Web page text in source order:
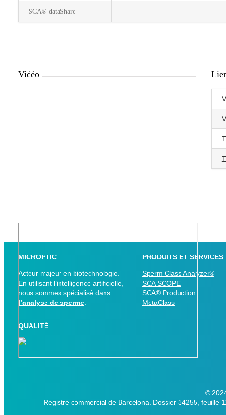
SCA® dataShare
Vidéo
MICROPTIC
Acteur majeur en biotechnologie.
En utilisant l’intelligence artificielle,
nous sommes spécialisé dans
l’analyse de sperme
PRODUITS ET SERVICES
Sperm Class Analyzer®
SCA SCOPE
SCA® Production
MetaClass
QUALITÉ
©
Registre commercial de Barcelona. Dossier 34255, feuille